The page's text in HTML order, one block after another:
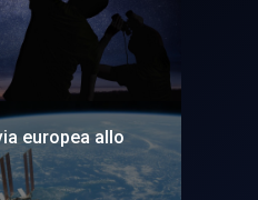
europea allo